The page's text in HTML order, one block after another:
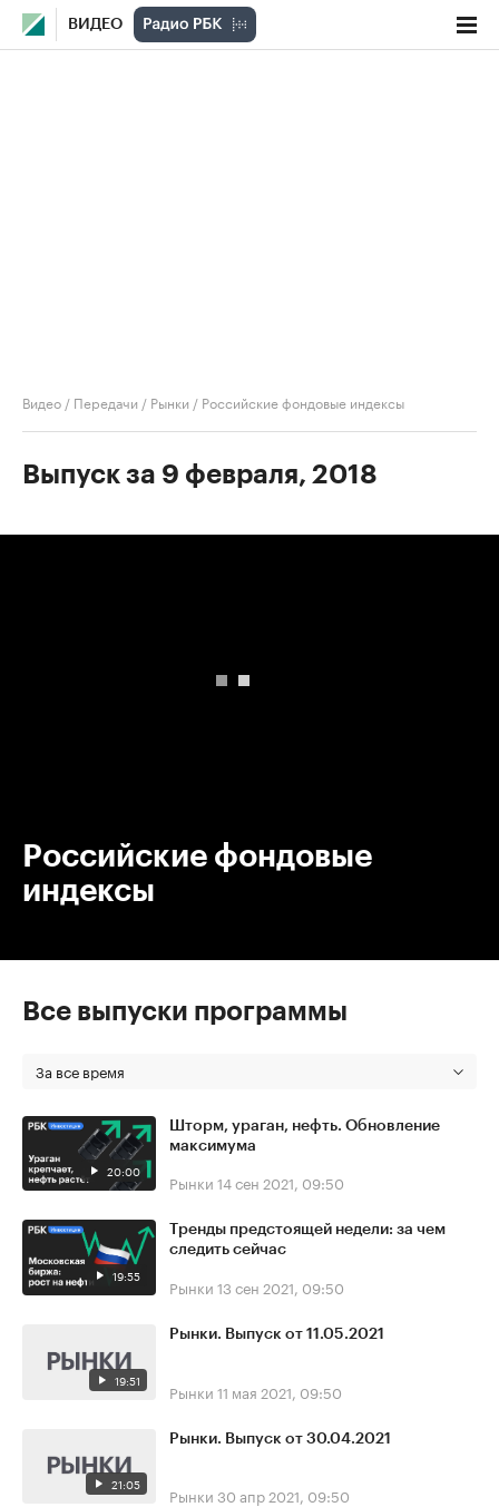
ВИДЕО
Видео / Передачи / Рынки / Российские фондовые индексы
Выпуск за 9 февраля, 2018
Российские фондовые
индексы
Все выпуски программы
За все время
20:00
Шторм, ураган, нефть. Обновление
максимума
Рынки 14 сен 2021, 09:50
19:55
Тренды предстоящей недели: за чем
следить сейчас
Рынки 13 сен 2021, 09:50
19:51
Рынки. Выпуск от 11.05.2021
Рынки 11 мая 2021, 09:50
21:05
Рынки. Выпуск от 30.04.2021
Рынки 30 апр 2021, 09:50